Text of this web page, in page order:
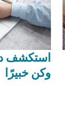
استكشف
وكن خبيرًا